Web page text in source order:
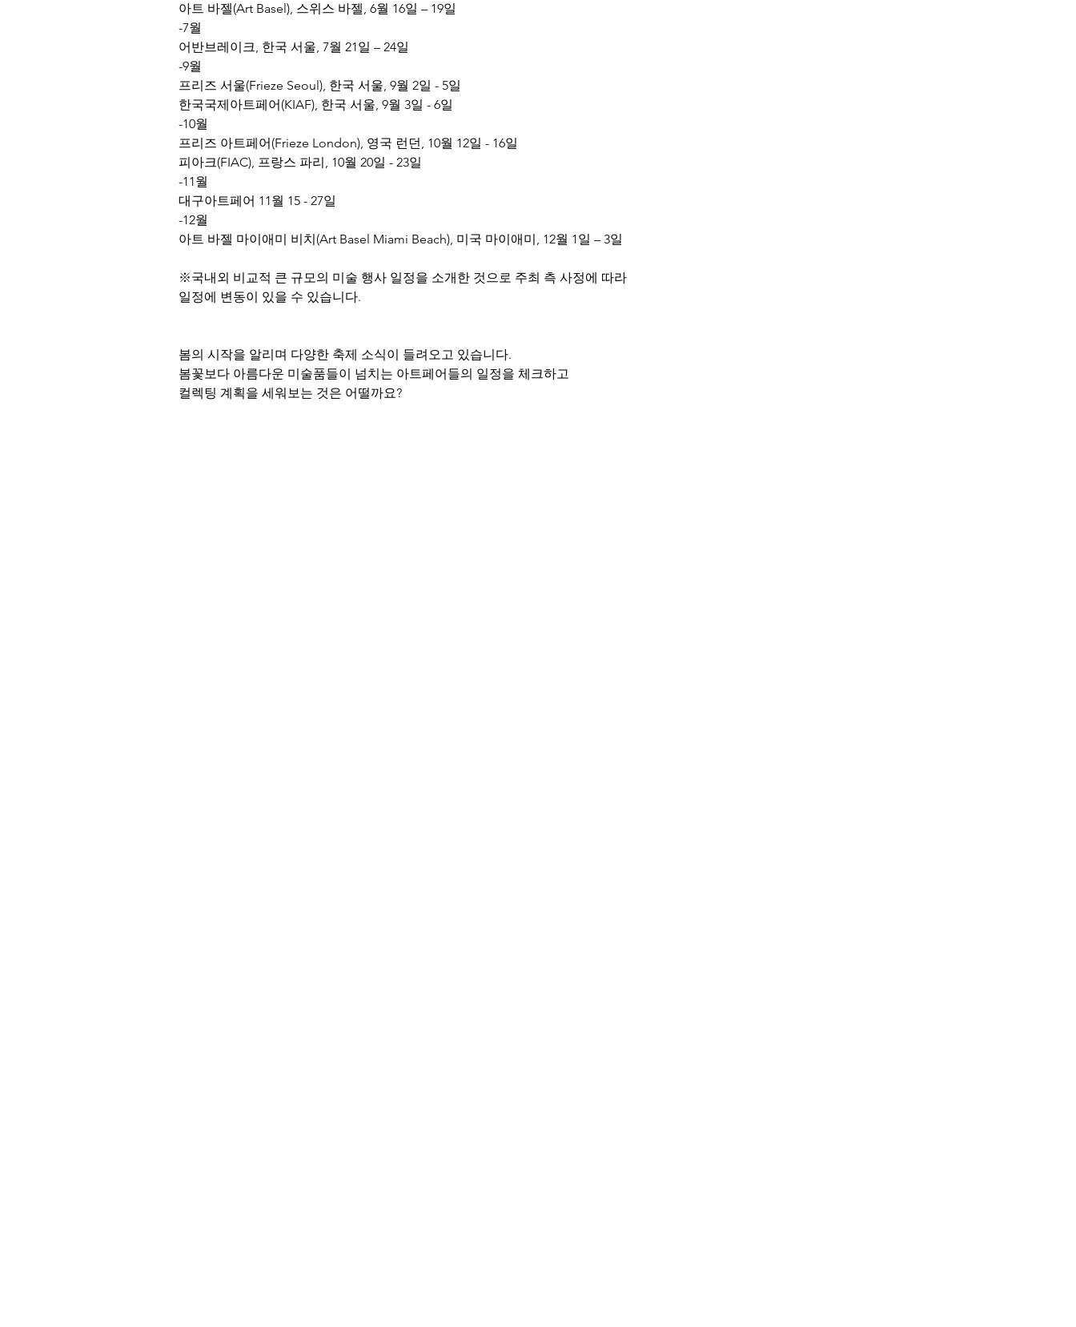
아트 바젤(Art Basel), 스위스 바젤, 6월 16일 – 19일
-7월
어반브레이크, 한국 서울, 7월 21일 – 24일
​-9월
프리즈 서울(Frieze Seoul), 한국 서울, 9월 2일 - 5일
한국국제아트페어(KIAF), 한국 서울, 9월 3일 - 6일
-10월
프리즈 아트페어(Frieze London), 영국 런던, 10월 12일 - 16일
피아크(FIAC), 프랑스 파리, 10월 20일 - 23일
-11월
대구아트페어 11월 15 - 27일
​-12월
아트 바젤 마이애미 비치(Art Basel Miami Beach), 미국 마이애미, 12월 1일 – 3일
※국내외 비교적 큰 규모의 미술 행사 일정을 소개한 것으로 주최 측 사정에 따라
일정에 변동이 있을 수 있습니다.
봄의 시작을 알리며 다양한 축제 소식이 들려오고 있습니다.
봄꽃보다 아름다운 미술품들이 넘치는 아트페어들의 일정을 체크하고
컬렉팅 계획을 세워보는 것은 어떨까요?